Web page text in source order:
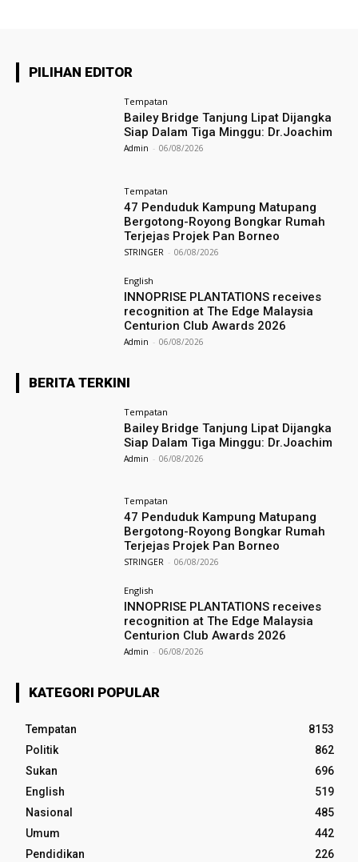
PILIHAN EDITOR
Tempatan
Bailey Bridge Tanjung Lipat Dijangka
Siap Dalam Tiga Minggu: Dr.Joachim
Admin - 06/08/2026
Tempatan
47 Penduduk Kampung Matupang
Bergotong-Royong Bongkar Rumah
Terjejas Projek Pan Borneo
STRINGER - 06/08/2026
English
INNOPRISE PLANTATIONS receives
recognition at The Edge Malaysia
Centurion Club Awards 2026
Admin - 06/08/2026
BERITA TERKINI
Tempatan
Bailey Bridge Tanjung Lipat Dijangka
Siap Dalam Tiga Minggu: Dr.Joachim
Admin - 06/08/2026
Tempatan
47 Penduduk Kampung Matupang
Bergotong-Royong Bongkar Rumah
Terjejas Projek Pan Borneo
STRINGER - 06/08/2026
English
INNOPRISE PLANTATIONS receives
recognition at The Edge Malaysia
Centurion Club Awards 2026
Admin - 06/08/2026
KATEGORI POPULAR
Tempatan
8153
Politik
862
Sukan
696
English
519
Nasional
485
Umum
442
Pendidikan
226